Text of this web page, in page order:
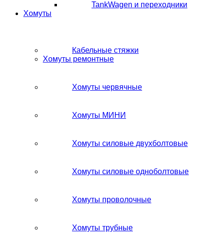
TankWagen и переходники
Хомуты
Кабельные стяжки
Хомуты ремонтные
Хомуты червячные
Хомуты МИНИ
Хомуты силовые двухболтовые
Хомуты силовые одноболтовые
Хомуты проволочные
Хомуты трубные